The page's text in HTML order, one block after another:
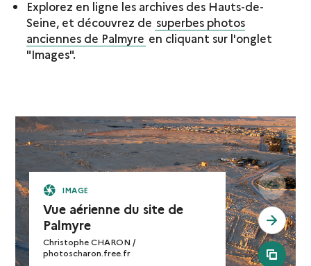
Explorez en ligne les archives des Hauts-de-
Seine, et découvrez de superbes photos
anciennes de Palmyre en cliquant sur l'onglet
"Images".
IMAGE
Vue aérienne du site de
Palmyre
Christophe CHARON /
photoscharon.free.fr
see
see
see